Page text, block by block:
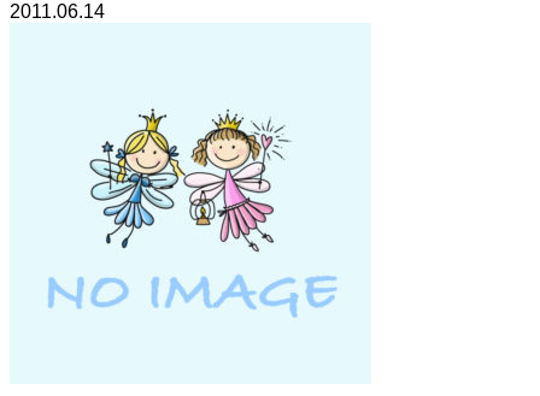
2011.06.14